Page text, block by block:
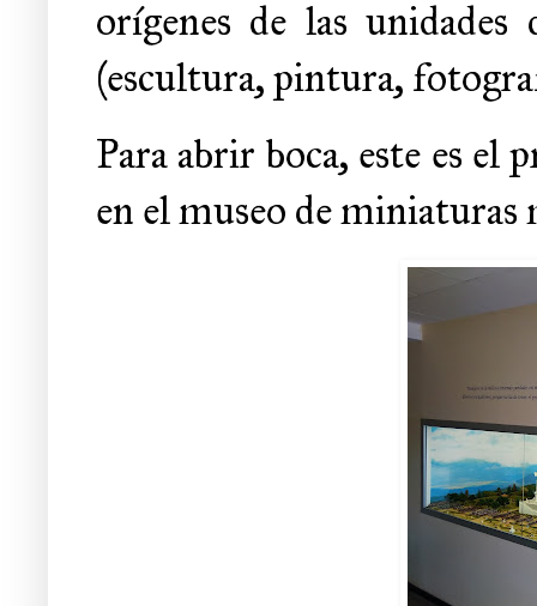
orígenes de las
(escultura, pintura,
Para abrir boca, este es el
en el museo de